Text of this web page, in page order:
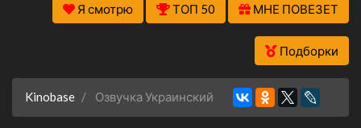
Я смотрю ТОП 50 МНЕ ПОВЕЗЕТ
Подборки
Kinobase Озвучка Украинский